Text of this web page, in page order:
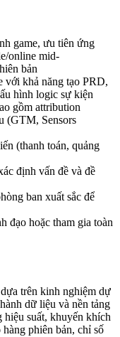
game, ưu tiên ứng
online mid-
bản
với khả năng tạo PRD,
hình logic sự kiện
gồm attribution
(GTM, Sensors
(thanh toán, quảng
định vấn đề và đề
ban xuất sắc để
đạo hoặc tham gia toàn
trên kinh nghiệm dự
dữ liệu và nền tảng
suất, khuyến khích
phiên bản, chỉ số